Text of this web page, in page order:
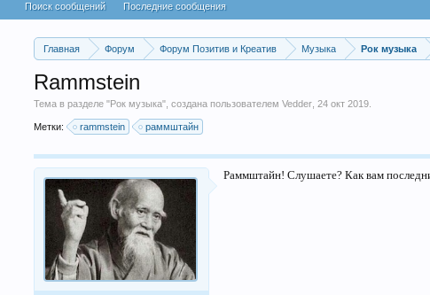
Главная Форум Форум Позитив и Креатив Музыка Рок музыка
Rammstein
Тема в разделе "Рок музыка", создана пользователемVedder ,24 окт 2019
Метки: rammstein раммштайн
Раммштайн! Слушаете? Как вам
Поиск сообщений Последние сообщения